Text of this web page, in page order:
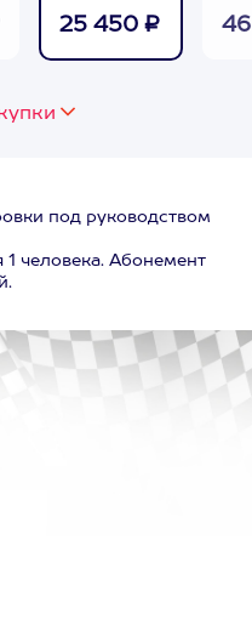
25 450 ₽
под руководством
1 человека. Абонемент